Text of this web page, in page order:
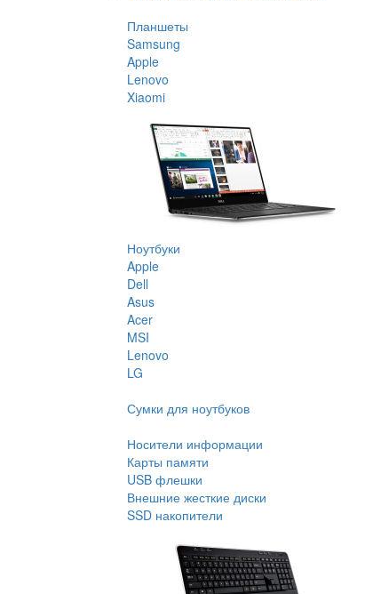
Планшеты
Samsung
Apple
Lenovo
Xiaomi
Ноутбуки
Apple
Dell
Asus
Acer
MSI
Lenovo
LG
Сумки для ноутбуков
Носители информации
Карты памяти
USB флешки
Внешние жесткие диски
SSD накопители